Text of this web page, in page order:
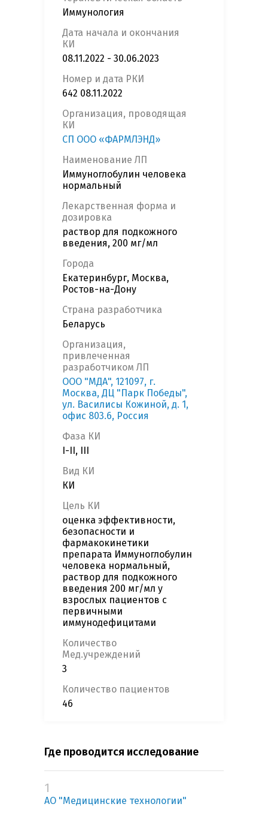
Иммунология
Дата начала и окончания
КИ
08.11.2022 - 30.06.2023
Номер и дата РКИ
642 08.11.2022
Организация, проводящая
КИ
СП ООО «ФАРМЛЭНД»
Наименование ЛП
Иммуноглобулин человека
нормальный
Лекарственная форма и
дозировка
раствор для подкожного
введения, 200 мг/мл
Города
Екатеринбург, Москва,
Ростов-на-Дону
Страна разработчика
Беларусь
Организация,
привлеченная
разработчиком ЛП
ООО "МДА", 121097, г.
Москва, ДЦ "Парк Победы",
ул. Василисы Кожиной, д. 1,
офис 803.6, Россия
Фаза КИ
I-II, III
Вид КИ
КИ
Цель КИ
оценка эффективности,
безопасности и
фармакокинетики
препарата Иммуноглобулин
человека нормальный,
раствор для подкожного
введения 200 мг/мл у
взрослых пациентов с
первичными
иммунодефицитами
Количество
Мед.учреждений
3
Количество пациентов
46
Где проводится исследование
1
АО "Медицинские технологии"